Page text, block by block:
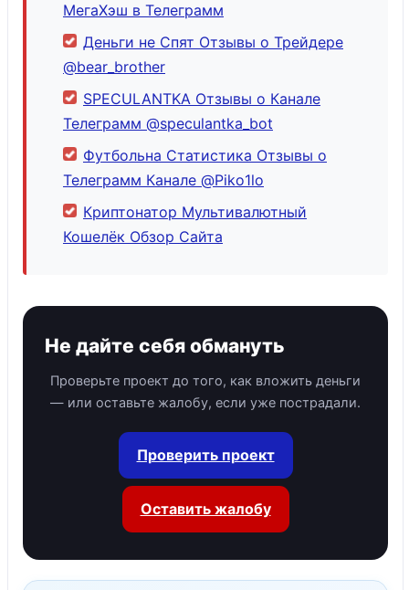
МегаХэш в Телеграмм
Деньги не Спят Отзывы о Трейдере
@bear_brother
SPECULANTKA Отзывы о Канале
Телеграмм @speculantka_bot
Футбольна Статистика Отзывы о
Телеграмм Канале @Piko1lo
Криптонатор Мультивалютный
Кошелёк Обзор Сайта
Не дайте себя обмануть
Проверьте проект до того, как вложить деньги
— или оставьте жалобу, если уже пострадали.
Проверить проект
Оставить жалобу